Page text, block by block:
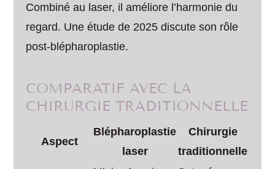
Combiné au laser, il améliore l’harmonie du
regard. Une étude de 2025 discute son rôle
post-blépharoplastie.
COMPARATIF AVEC LA
CHIRURGIE TRADITIONNELLE
Aspect
Blépharoplastie
laser
Chirurgie
traditionnelle